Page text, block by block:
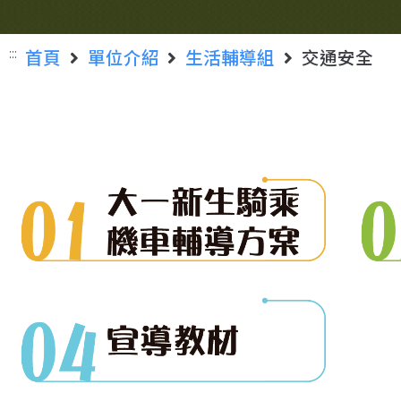
::: 首頁 單位介紹 生活輔導組 交通安全